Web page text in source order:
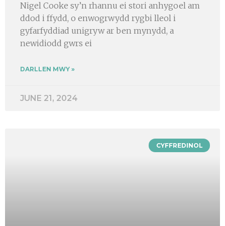
Nigel Cooke sy’n rhannu ei stori anhygoel am
ddod i ffydd, o enwogrwydd rygbi lleol i
gyfarfyddiad unigryw ar ben mynydd, a
newidiodd gwrs ei
DARLLEN MWY »
JUNE 21, 2024
CYFFREDINOL